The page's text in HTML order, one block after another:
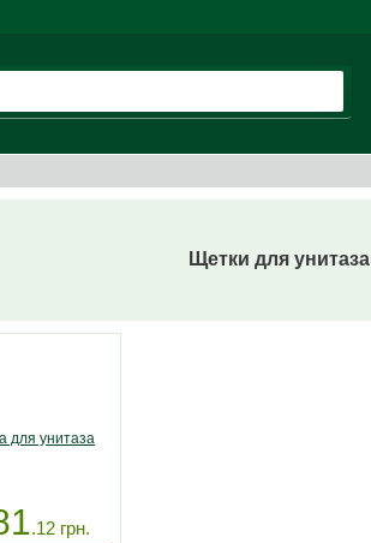
Щетки для унитаза
.12 грн.